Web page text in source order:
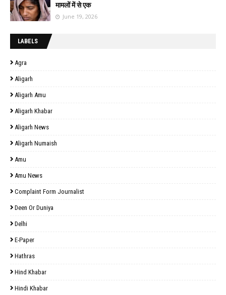
मामलों में से एक
June 19, 2026
LABELS
Agra
Aligarh
Aligarh Amu
Aligarh Khabar
Aligarh News
Aligarh Numaish
Amu
Amu News
Complaint Form Journalist
Deen Or Duniya
Delhi
E-Paper
Hathras
Hind Khabar
Hindi Khabar